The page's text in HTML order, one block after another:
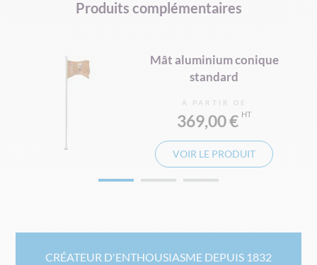
Produits complémentaires
Mât aluminium conique
standard
À PARTIR DE
369,00 €
VOIR LE PRODUIT
CRÉATEUR D'ENTHOUSIASME DEPUIS 1832